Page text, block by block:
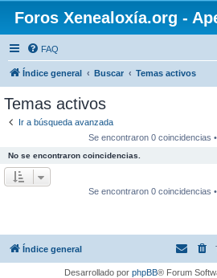
Foros Xenealoxía.org -
FAQ
Índice general Buscar Temas activos
Temas activos
Ir a búsqueda avanzada
Se encontraron 0 coincidencias
No se encontraron coincidencias.
Se encontraron 0 coincidencias
Índice general
Desarrollado por phpBB® Forum